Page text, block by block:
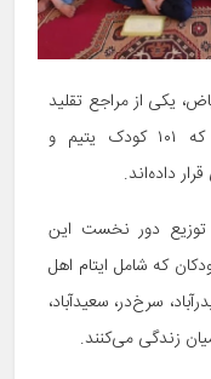
یکی از مراجع تقلید
مطرح شیعیان در بامیان اعلام کرده‌اند که ۱۰۱ کودک یتیم و
داده‌اند.
توزیع دور نخست این
که شامل ایتام اهل
سرخ‌در، سعیدآباد،
زندگی می‌کنند.